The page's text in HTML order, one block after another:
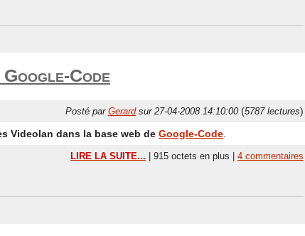
Code
Posté par Gerard sur 27-04-2008 14:10:00 (5787 lectures)
Videolan dans la base web de Google-Code
LIRE LA SUITE... | 915 octets en plus | 4 commentaires